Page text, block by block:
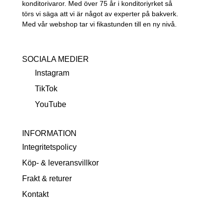
konditorivaror. Med över 75 år i konditoriyrket så
törs vi säga att vi är något av experter på bakverk.
Med vår webshop tar vi fikastunden till en ny nivå.
SOCIALA MEDIER
Instagram
TikTok
YouTube
INFORMATION
Integritetspolicy
Köp- & leveransvillkor
Frakt & returer
Kontakt